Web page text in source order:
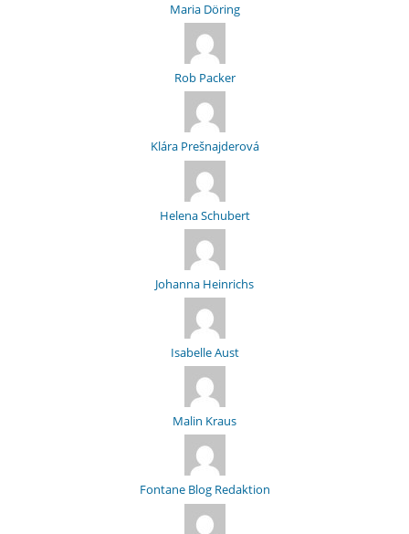
Maria Döring
Rob Packer
Klára Prešnajderová
Helena Schubert
Johanna Heinrichs
Isabelle Aust
Malin Kraus
Fontane Blog Redaktion